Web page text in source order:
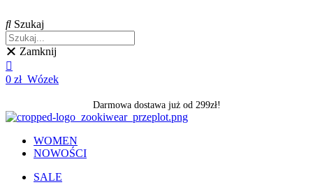
to
content
Szukaj
Zamknij
0 zł Wózek
Darmowa dostawa już od 299zł!
WOMEN
NOWOŚCI
SALE